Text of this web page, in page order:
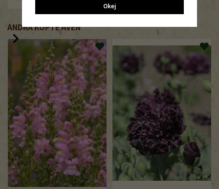
ANDRA KÖPTE ÄVEN
Okej